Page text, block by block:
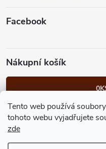
Tento web používá
tohoto webu vyjadřujete
zde
Facebook
Nákupní košík
0
Heureka.cz Facebook